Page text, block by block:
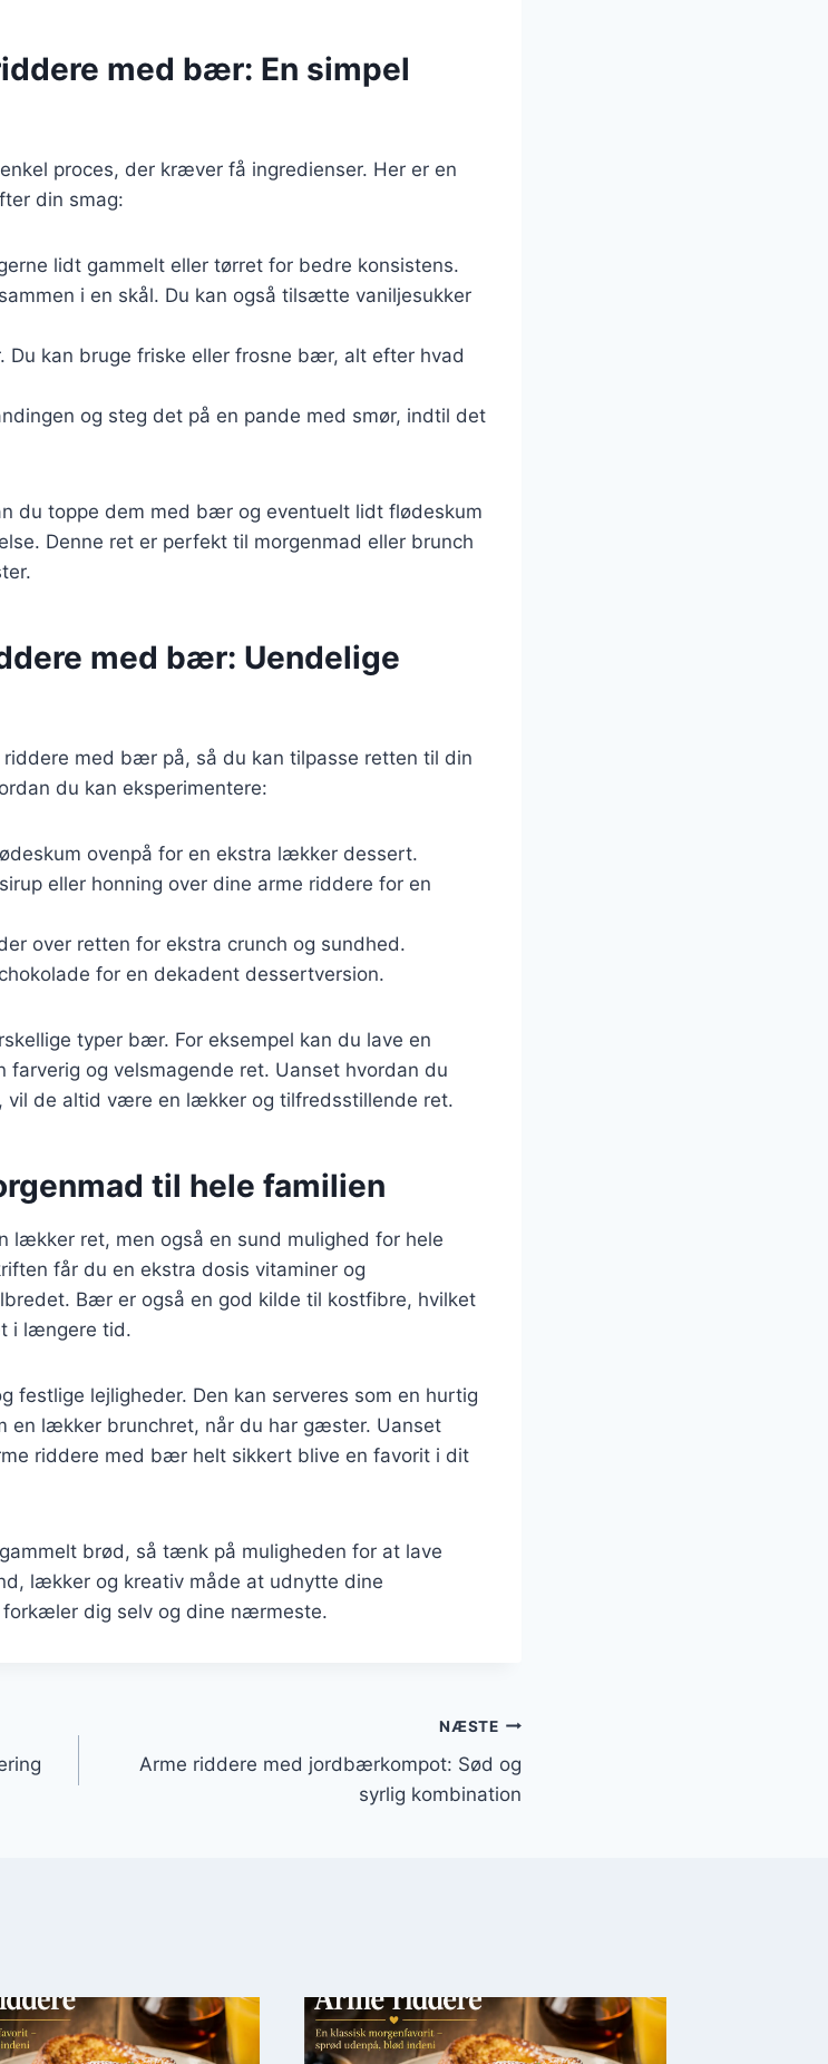
med bær: En simpel
proces, der kræver få ingredienser. Her er en
din smag:
lidt gammelt eller tørret for bedre konsistens.
i en skål. Du kan også tilsætte vaniljesukker
kan bruge friske eller frosne bær, alt efter hvad
og steg det på en pande med smør, indtil det
du toppe dem med bær og eventuelt lidt flødeskum
Denne ret er perfekt til morgenmad eller brunch
med bær: Uendelige
med bær på, så du kan tilpasse retten til din
du kan eksperimentere:
ovenpå for en ekstra lækker dessert.
eller honning over dine arme riddere for en
over retten for ekstra crunch og sundhed.
for en dekadent dessertversion.
typer bær. For eksempel kan du lave en
og velsmagende ret. Uanset hvordan du
de altid være en lækker og tilfredsstillende ret.
til hele familien
lækker ret, men også en sund mulighed for hele
får du en ekstra dosis vitaminer og
Bær er også en god kilde til kostfibre, hvilket
i længere tid.
festlige lejligheder. Den kan serveres som en hurtig
en lækker brunchret, når du har gæster. Uanset
riddere med bær helt sikkert blive en favorit i dit
brød, så tænk på muligheden for at lave
lækker og kreativ måde at udnytte dine
dig selv og dine nærmeste.
NÆSTE
Arme riddere med jordbærkompot: Sød og
syrlig kombination